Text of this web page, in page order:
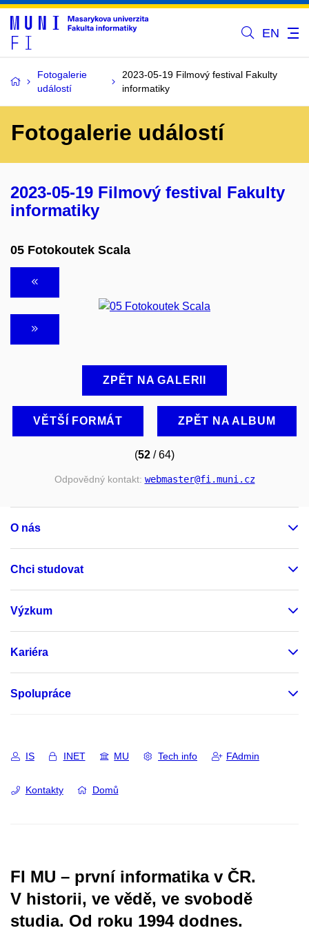
EN
Fotogalerie
událostí
2023-05-19 Filmový festival Fakulty
informatiky
Fotogalerie událostí
2023-05-19 Filmový festival Fakulty
informatiky
05 Fotokoutek Scala
ZPĚT NA GALERII
VĚTŠÍ FORMÁT ZPĚT NA ALBUM
(52 / 64)
Odpovědný kontakt: webmaster@fi.muni.cz
O nás
Chci studovat
Výzkum
Kariéra
Spolupráce
IS INET MU Tech info FAdmin
Kontakty Domů
FI MU – první informatika v ČR.
V historii, ve vědě, ve svobodě
studia. Od roku 1994 dodnes.